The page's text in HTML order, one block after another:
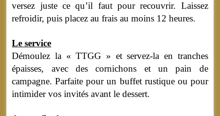
versez juste ce qu’il faut pour recouvrir. Laissez
refroidir, puis placez au frais au moins 12 heures.
Le service
Démoulez la « TTGG » et servez-la en tranches
épaisses, avec des cornichons et un pain de
campagne. Parfaite pour un buffet rustique ou pour
intimider vos invités avant le dessert.